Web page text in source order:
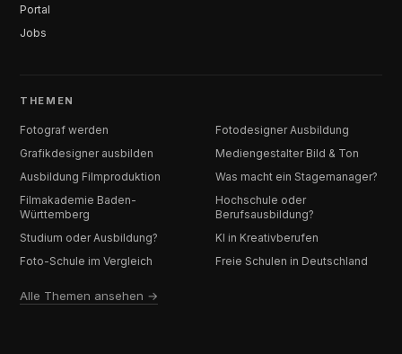
Portal
Jobs
THEMEN
Fotograf werden
Fotodesigner Ausbildung
Grafikdesigner ausbilden
Mediengestalter Bild & Ton
Ausbildung Filmproduktion
Was macht ein Stagemanager?
Filmakademie Baden-
Württemberg
Hochschule oder
Berufsausbildung?
Studium oder Ausbildung?
KI in Kreativberufen
Foto-Schule im Vergleich
Freie Schulen in Deutschland
Alle Themen ansehen →